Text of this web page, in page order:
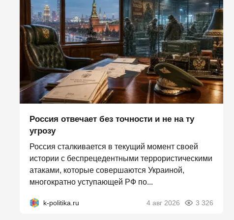
Россия отвечает без точности и не на ту
угрозу
Россия сталкивается в текущий момент своей
истории с беспрецедентными террористическими
атаками, которые совершаются Украиной,
многократно уступающей РФ по...
k-politika.ru 4 авг 2026 3 326